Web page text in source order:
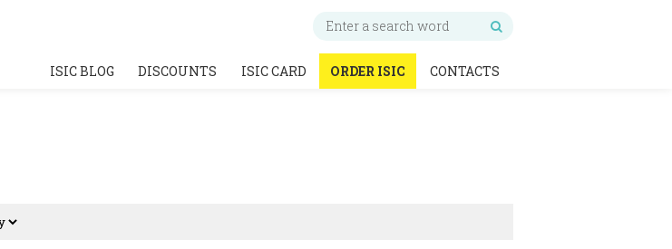
ISIC BLOG DISCOUNTS ISIC CARD ORDER ISIC CONTACTS